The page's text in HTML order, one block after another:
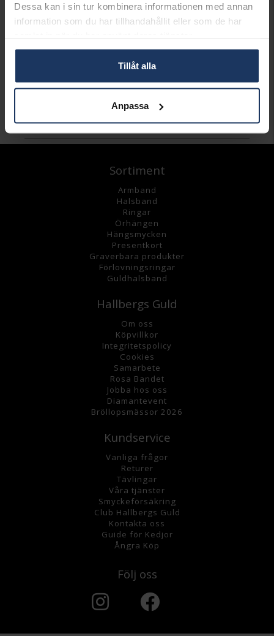
Dessa kan i sin tur kombinera informationen med annan
information som du har tillhandahållit eller som de har
Tillåt alla
Anpassa
Halsband Beloved i äkta silver
499:-
Halsband Beloved i äkta silver
SYSTER P
699:-
Hängsmycke Beloved Mini i äkta silver
399:-
Andra köpte även
Sortiment
Armband
Halsband
Ringar
Örhängen
Hängsmycken
Presentkort
Graverbara produkter
Förlovningsringar
Guldhalsband
Hallbergs Guld
Om oss
Köpvillkor
Integritetspolicy
Cookies
Samarbete
Rosa Bandet
Jobba hos oss
Diamantevent
Bröllopsmässor 2026
Kundservice
Vanliga frågor
Returer
Tävlingar
Våra tjänster
Smyckeförsäkring
Club Hallbergs Guld
Kontakta oss
Guide för Kedjor
Ångra Köp
Följ oss